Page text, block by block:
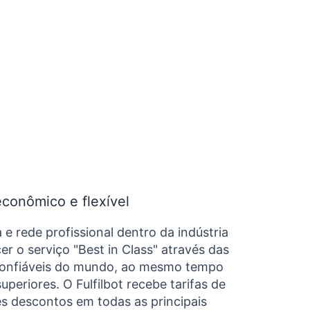
e flexível
e rede profissional dentro da indústria
o serviço "Best in Class" através das
do mundo, ao mesmo tempo
O Fulfilbot recebe tarifas de
descontos em todas as principais